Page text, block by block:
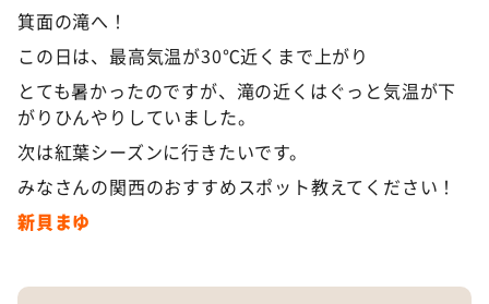
箕面の滝へ！
この日は、最高気温が30℃近くまで上がり
とても暑かったのですが、滝の近くはぐっと気温が下
がりひんやりしていました。
次は紅葉シーズンに行きたいです。
みなさんの関西のおすすめスポット教えてください！
新貝まゆ